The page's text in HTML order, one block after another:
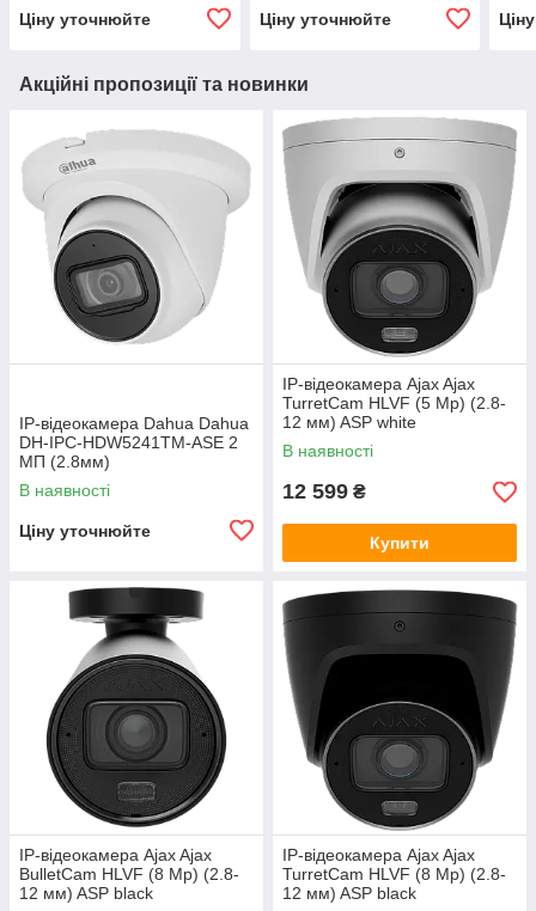
Ціну уточнюйте
Ціну уточнюйте
Акційні пропозиції та новинки
IP-відеокамера Dahua Dahua
DH-IPC-HDW5241TM-ASE 2
МП (2.8мм)
В наявності
Ціну уточнюйте
IP-відеокамера Ajax Ajax
TurretCam HLVF (5 Mp) (2.8-
12 мм) ASP white
В наявності
12 599 ₴
Купити
IP-відеокамера Ajax Ajax
BulletCam HLVF (8 Mp) (2.8-
12 мм) ASP black
IP-відеокамера Ajax Ajax
TurretCam HLVF (8 Mp) (2.8-
12 мм) ASP black